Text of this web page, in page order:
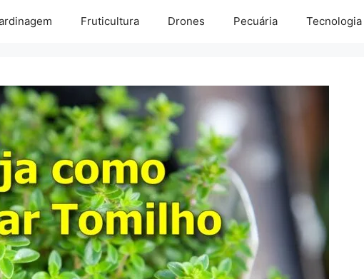
Fruticultura Drones Pecuária Tecnologia